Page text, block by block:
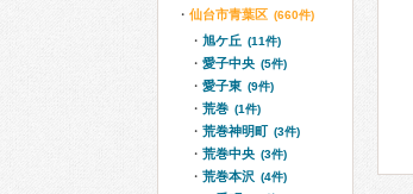
仙台市青葉区 (660件)
旭ケ丘 (11件)
愛子中央 (5件)
愛子東 (9件)
荒巻 (1件)
荒巻神明町 (3件)
荒巻中央 (3件)
荒巻本沢 (4件)